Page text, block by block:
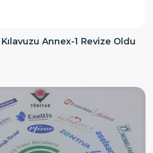
Annex-1 Revize Oldu